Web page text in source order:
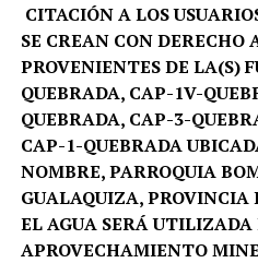
CITACIÓN A LOS
SE CREAN CON DERECHO
PROVENIENTES DE LA(S)
QUEBRADA, CAP-1V-
QUEBRADA, CAP-3-
CAP-1-QUEBRADA
NOMBRE, PARROQUIA
GUALAQUIZA, PROVINCIA
EL AGUA SERÁ UTILIZADA
APROVECHAMIENTO